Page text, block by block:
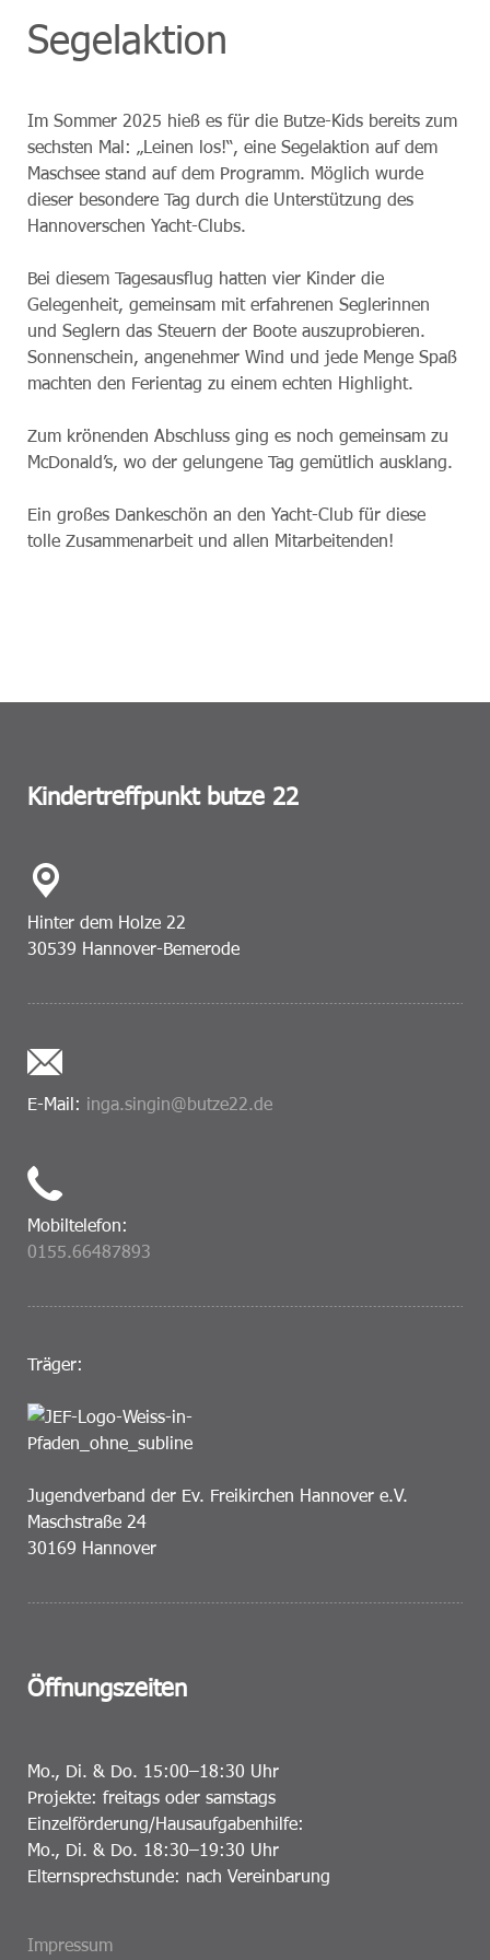
Segelaktion
Im Sommer 2025 hieß es für die Butze-Kids bereits zum
sechsten Mal: „Leinen los!“, eine Segelaktion auf dem
Maschsee stand auf dem Programm. Möglich wurde
dieser besondere Tag durch die Unterstützung des
Hannoverschen Yacht-Clubs.
Bei diesem Tagesausflug hatten vier Kinder die
Gelegenheit, gemeinsam mit erfahrenen Seglerinnen
und Seglern das Steuern der Boote auszuprobieren.
Sonnenschein, angenehmer Wind und jede Menge Spaß
machten den Ferientag zu einem echten Highlight.
Zum krönenden Abschluss ging es noch gemeinsam zu
McDonald’s, wo der gelungene Tag gemütlich ausklang.
Ein großes Dankeschön an den Yacht-Club für diese
tolle Zusammenarbeit und allen Mitarbeitenden!
Kindertreffpunkt butze 22
Hinter dem Holze 22
30539 Hannover-Bemerode
E-Mail: inga.singin@butze22.de
Mobiltelefon:
0155.66487893
Träger:
Jugendverband der Ev. Freikirchen Hannover e.V.
Maschstraße 24
30169 Hannover
Öffnungszeiten
Mo., Di. & Do. 15:00–18:30 Uhr
Projekte: freitags oder samstags
Einzelförderung/Hausaufgabenhilfe:
Mo., Di. & Do. 18:30–19:30 Uhr
Elternsprechstunde: nach Vereinbarung
Impressum